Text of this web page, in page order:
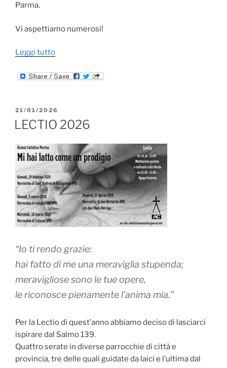
Parma.
Vi aspettiamo numerosi!
Leggi tutto“REFERENDUM
GIUSTIZIA
marzo
2026”
PUBBLICATO
IL
21/01/2026
LECTIO 2026
“Io ti rendo grazie:
hai fatto di me una meraviglia stupenda;
meravigliose sono le tue opere,
le riconosce pienamente l’anima mia.”
Per la Lectio di quest’anno abbiamo deciso di lasciarci
ispirare dal Salmo 139.
Quattro serate in diverse parrocchie di città e
provincia, tre delle quali guidate da laici e l’ultima dal